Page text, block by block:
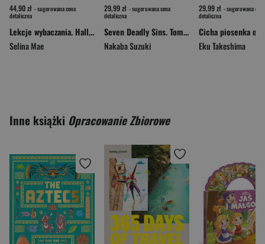
44,90 zł - sugerowana cena
detaliczna
Lekcje wybaczania. Hall Beck University. Tom 2
Selina Mae
29,99 zł - sugerowana cena
detaliczna
Seven Deadly Sins. Tom 39
Nakaba Suzuki
29,99 zł - sugerowana cena
detaliczna
Eku Takeshima
Inne książki Opracowanie Zbiorowe